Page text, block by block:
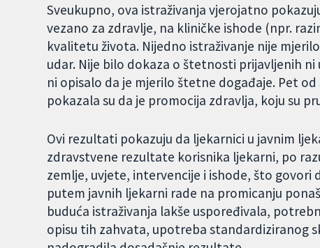
Sveukupno, ova istraživanja vjerojatno
vezano za zdravlje, na kliničke ishode (npr.
kvalitetu života. Nijedno istraživanje nije
udar. Nije bilo dokaza o štetnosti prijavljenih
ni opisalo da je mjerilo štetne događaje. Pet
pokazala su da je promocija zdravlja, koju su
Ovi rezultati pokazuju da ljekarnici u javnim
zdravstvene rezultate korisnika ljekarni, po
zemlje, uvjete, intervencije i ishode, što
putem javnih ljekarni rade na promicanju
buduća istraživanja lakše uspoređivala,
opisu tih zahvata, upotreba standardiziranog